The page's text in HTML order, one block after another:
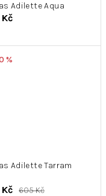
Adilette Aqua
%
Adilette Tarram
605 Kč